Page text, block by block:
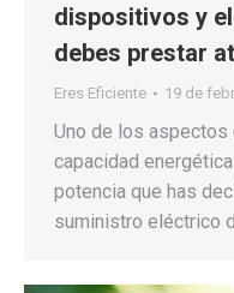
dispositivos y
debes prestar
Eres Eficiente 19 de
Uno de los aspectos
capacidad
potencia que has
suministro eléctrico